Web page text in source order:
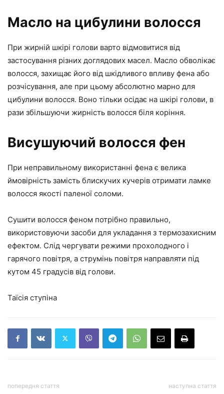
Масло на цибулини волосся
При жирній шкірі голови варто відмовитися від
застосування різних доглядових масел. Масло обволікає
волосся, захищає його від шкідливого впливу фена або
розчісування, але при цьому абсолютно марно для
цибулини волосся. Воно тільки осідає на шкірі голови, в
рази збільшуючи жирність волосся біля коріння.
Висушуючий волосся фен
При неправильному використанні фена є велика
ймовірність замість блискучих кучерів отримати ламке
волосся якості паленої соломи.
Сушити волосся феном потрібно правильно,
використовуючи засоби для укладання з термозахисним
ефектом. Слід чергувати режими прохолодного і
гарячого повітря, а струмінь повітря направляти під
кутом 45 градусів від голови.
Таїсія ступіна
попередня стаття наступна стаття